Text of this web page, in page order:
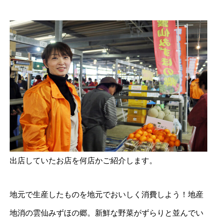
出店していたお店を何店かご紹介します。
地元で生産したものを地元でおいしく消費しよう！地産
地消の雲仙みずほの郷。新鮮な野菜がずらりと並んでい